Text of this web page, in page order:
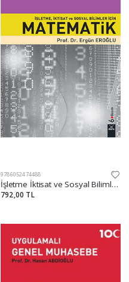
9786052474488
İşletme İktisat ve Sosyal Bilimler İçin Matematik
792,00 TL